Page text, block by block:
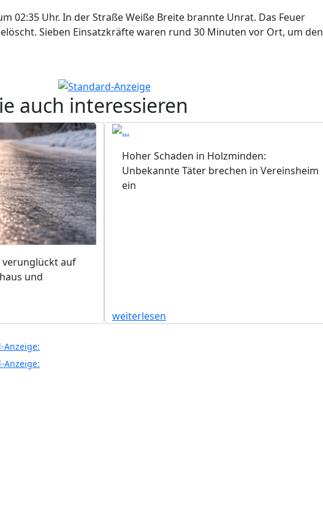
02:35 Uhr. In der Straße Weiße Breite brannte Unrat. Das Feuer
Sieben Einsatzkräfte waren rund 30 Minuten vor Ort, um den
auch interessieren
verunglückt auf
und
Hoher Schaden in Holzminden:
Unbekannte Täter brechen in Vereinsheim
ein
weiterlesen